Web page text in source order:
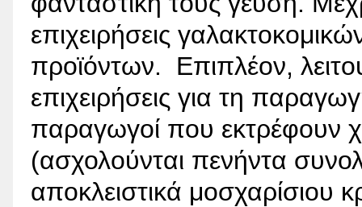
επιχειρήσεις
προϊόντων.
Επιπλέον,
επιχειρήσεις για τη
παραγωγοί που εκτρέφουν
(ασχολούνται πενήντα
αποκλειστικά μοσχαρίσιου